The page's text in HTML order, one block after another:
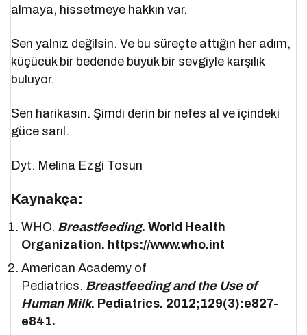
almaya, hissetmeye hakkın var.
Sen yalnız değilsin. Ve bu süreçte attığın her adım,
küçücük bir bedende büyük bir sevgiyle karşılık
buluyor.
Sen harikasın. Şimdi derin bir nefes al ve içindeki
güce sarıl.
Dyt. Melina Ezgi Tosun
Kaynakça:
WHO. Breastfeeding. World Health
Organization. https://www.who.int
American Academy of
Pediatrics. Breastfeeding and the Use of
Human Milk. Pediatrics. 2012;129(3):e827-
e841.